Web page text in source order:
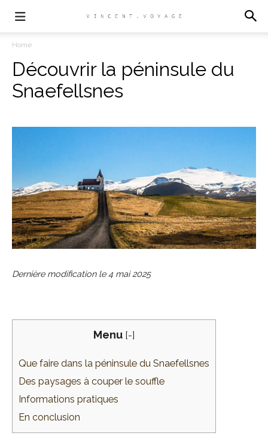
Home
Découvrir la péninsule du
Snaefellsnes
Dernière modification le4 mai 2025
Menu [-]
Que faire dans la péninsule du Snaefellsnes
Des paysages à couper le souffle
Informations pratiques
En conclusion